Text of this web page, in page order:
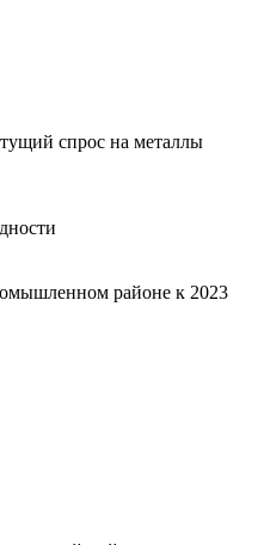
спрос на металлы
районе к 2023